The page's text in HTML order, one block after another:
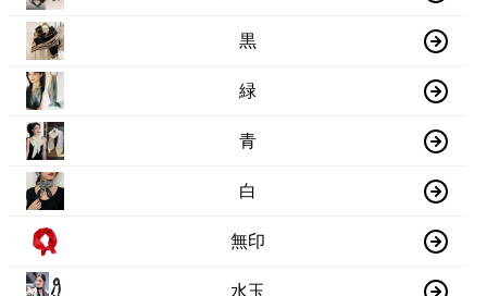
黒
緑
青
白
無印
水玉